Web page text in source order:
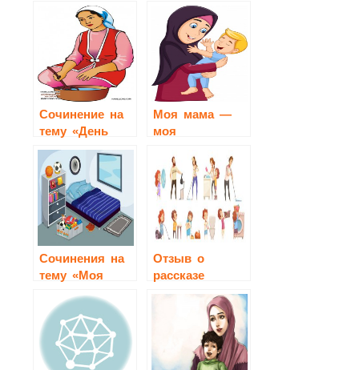
Сочинение на
тему «День
моей мамы»
(моего папы,
бабушки,
сестры…)
Моя мама —
моя
класс)
Сочинения на
тему «Моя
Отзыв о
рассказе
Каминский